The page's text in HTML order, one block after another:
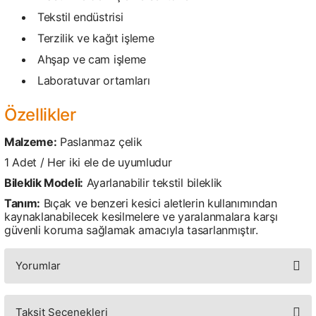
Tekstil endüstrisi
Terzilik ve kağıt işleme
Ahşap ve cam işleme
Laboratuvar ortamları
Özellikler
Malzeme: Paslanmaz çelik
1 Adet / Her iki ele de uyumludur
Bileklik Modeli: Ayarlanabilir tekstil bileklik
Tanım: Bıçak ve benzeri kesici aletlerin kullanımından
kaynaklanabilecek kesilmelere ve yaralanmalara karşı
güvenli koruma sağlamak amacıyla tasarlanmıştır.
Yorumlar
Taksit Seçenekleri